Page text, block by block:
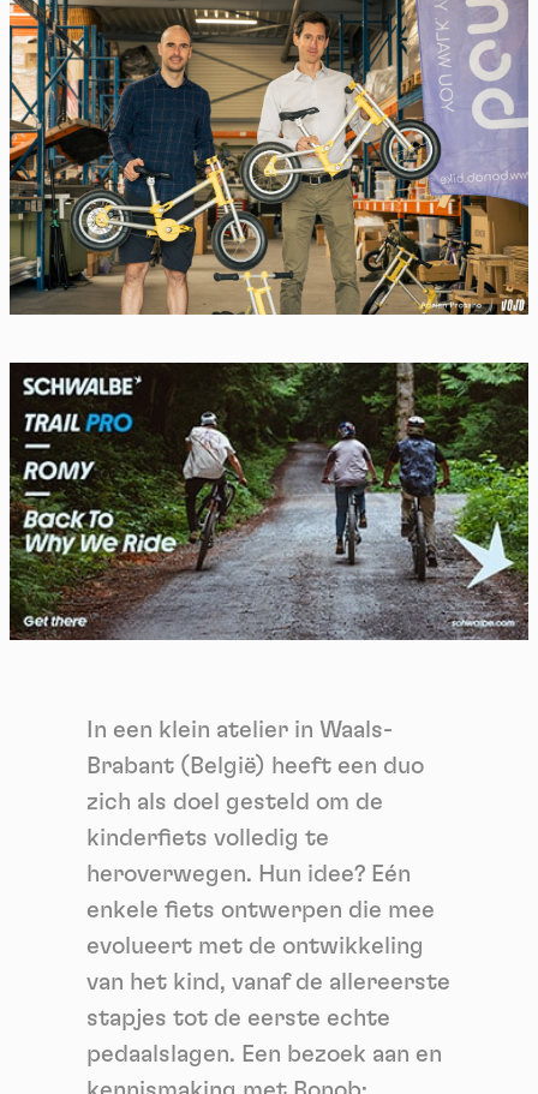
In een klein atelier in Waals-
Brabant (België) heeft een duo
zich als doel gesteld om de
kinderfiets volledig te
heroverwegen. Hun idee? Eén
enkele fiets ontwerpen die mee
evolueert met de ontwikkeling
van het kind, vanaf de allereerste
stapjes tot de eerste echte
pedaalslagen. Een bezoek aan en